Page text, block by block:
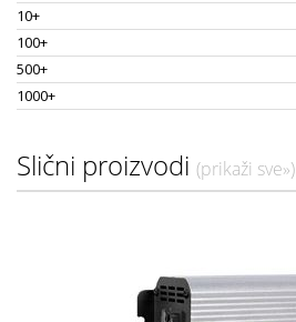
10+
100+
500+
1000+
Slični proizvodi (prikaži sve»)